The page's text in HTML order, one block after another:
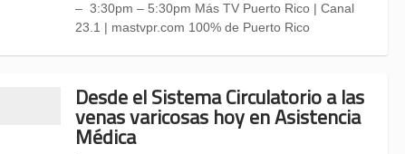
– 3:30pm – 5:30pm Más TV Puerto Rico | Canal
23.1 | mastvpr.com 100% de Puerto Rico
Desde el Sistema Circulatorio a las
venas varicosas hoy en Asistencia
Médica